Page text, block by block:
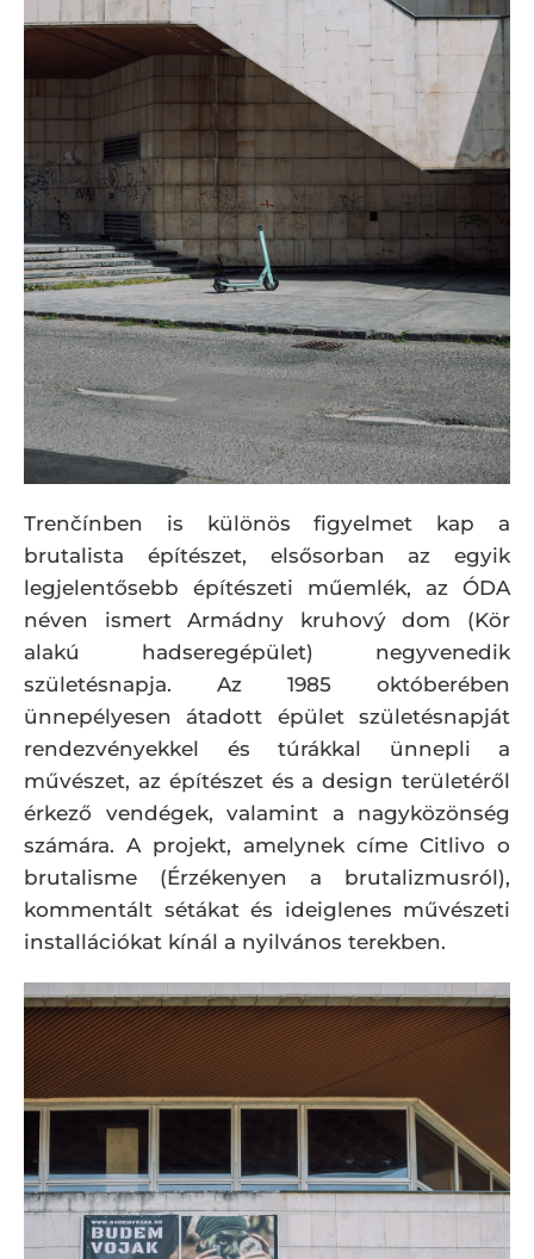
Trenčínben is különös figyelmet kap a
brutalista építészet, elsősorban az egyik
legjelentősebb építészeti műemlék, az ÓDA
néven ismert Armádny kruhový dom (Kör
alakú hadseregépület) negyvenedik
születésnapja. Az 1985 októberében
ünnepélyesen átadott épület születésnapját
rendezvényekkel és túrákkal ünnepli a
művészet, az építészet és a design területéről
érkező vendégek, valamint a nagyközönség
számára. A projekt, amelynek címe Citlivo o
brutalisme (Érzékenyen a brutalizmusról),
kommentált sétákat és ideiglenes művészeti
installációkat kínál a nyilvános terekben.